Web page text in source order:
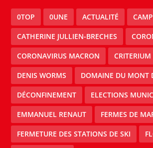
0TOP 0UNE ACTUALITÉ
CATHERINE JULLIEN-BRECHES
CORONAVIRUS MACRON
DENIS WORMS DOMAINE DU MONT
DÉCONFINEMENT ELECTIONS
EMMANUEL RENAUT FERMES DE
FERMETURE DES STATIONS DE SKI